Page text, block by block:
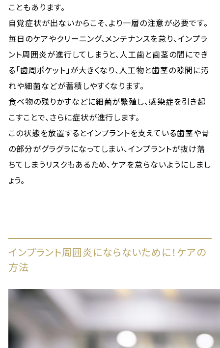
こともあります。
自覚症状が出ないからこそ、より一層の注意が必要です。
毎日のケアやクリーニング、メンテナンスを怠り、インプラ
ント周囲炎が進行してしまうと、人工歯と歯茎の間にでき
る「歯周ポケット」が大きくなり、人工物と歯茎の隙間に汚
れや細菌などが蓄積しやすくなります。
食べ物の残りかすなどに細菌が繁殖し、感染症を引き起
こすことで、さらに症状が進行します。
この状態を放置するとインプラントを支えている歯茎や骨
の部分がグラグラになってしまい、インプラントが抜け落
ちてしまうリスクもあるため、ケアを怠らないようにしまし
ょう。
インプラント周囲炎にならないために！ケアの
方法